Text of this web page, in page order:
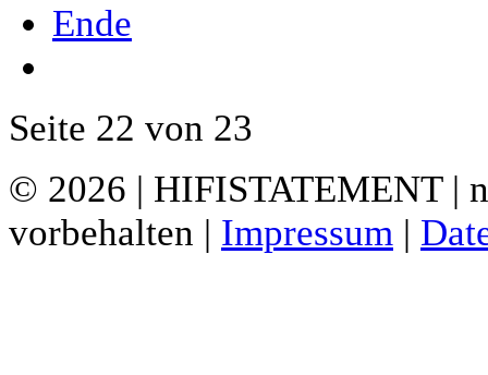
Ende
Seite 22 von 23
© 2026 | HIFISTATEMENT |
vorbehalten | Impressum |